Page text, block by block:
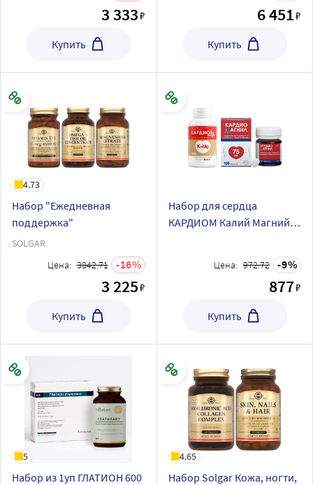
3 333₽
Купить
6 451₽
Купить
4.73
Набор "Ежедневная
поддержка"
SOLGAR
Цена: 3842.71 16
3 225₽
Купить
Набор для сердца
КАРДИОМ Калий Магний
Цена: 972.72 9
877₽
Купить
5
Набор из 1уп ГЛАТИОН 600
4.65
Набор Solgar Кожа, ногти,